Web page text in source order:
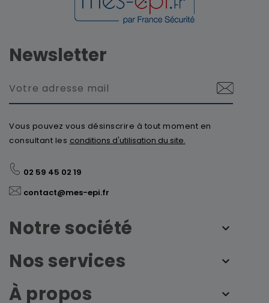
Newsletter
Vous pouvez vous désinscrire à tout moment en
consultant les conditions d'utilisation du site.
02 59 45 02 19
contact@mes-epi.fr
Notre société
Nos services
À propos